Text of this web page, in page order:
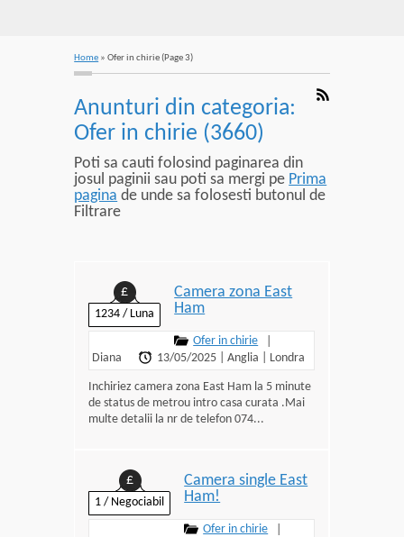
Home »Ofer in chirie(Page 3)
Anunturi din categoria:
Ofer in chirie (3660)
Poti sa cauti folosind paginarea din
josul paginii sau poti sa mergi pe Prima
pagina de unde sa folosesti butonul de
Filtrare
£
1234 / Luna
Camera zona East
Ham
Ofer in chirie
Diana
13/05/2025 |Anglia Londra
Inchiriez camera zona East Ham la 5 minute
de status de metrou intro casa curata .Mai
multe detalii la nr de telefon 074...
£
1 / Negociabil
Camera single East
Ham!
Ofer in chirie